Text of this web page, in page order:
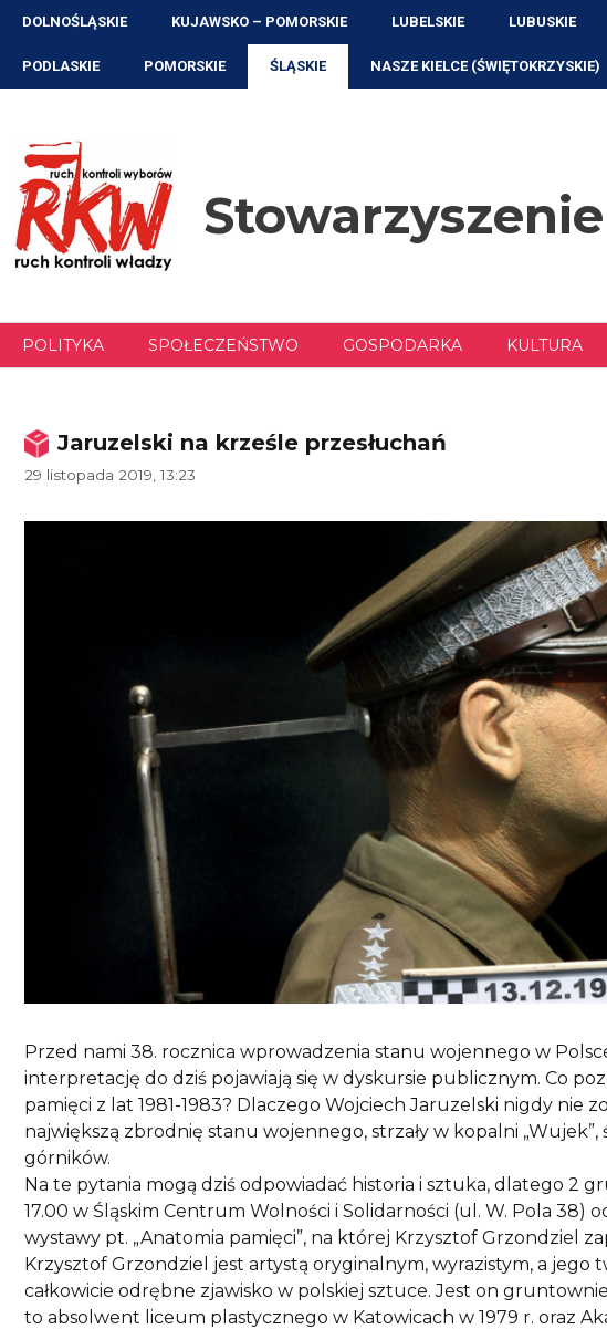
Przejdź
treści
DOLNOŚLĄSKIE KUJAWSKO – POMORSKIE LUBELSKIE LUBUSKIE
PODLASKIE POMORSKIE ŚLĄSKIE NASZE KIELCE (ŚWIĘTOKRZYSKIE)
POLITYKA SPOŁECZEŃSTWO GOSPODARKA KULTURA
Jaruzelski na krześle przesłuchań
29 listopada 2019, 13:23
Przed nami 38. rocznica wprowadzenia stanu wojennego w
interpretację do dziś pojawiają się w dyskursie publicznym. Co
pamięci z lat 1981-1983? Dlaczego Wojciech Jaruzelski nigdy nie
największą zbrodnię stanu wojennego, strzały w kopalni „Wujek”,
górników.
Na te pytania mogą dziś odpowiadać historia i sztuka, dlatego 2
17.00 w Śląskim Centrum Wolności i Solidarności (ul. W. Pola 38)
wystawy pt. „Anatomia pamięci”, na której Krzysztof Grzondziel
Krzysztof Grzondziel jest artystą oryginalnym, wyrazistym, a jego
całkowicie odrębne zjawisko w polskiej sztuce. Jest on
to absolwent liceum plastycznego w Katowicach w 1979 r. oraz